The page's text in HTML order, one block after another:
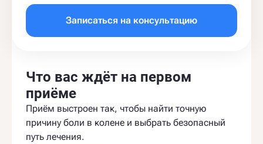
Записаться на консультацию
Что вас ждёт на первом
приёме
Приём выстроен так, чтобы найти точную
причину боли в колене и выбрать безопасный
путь лечения.